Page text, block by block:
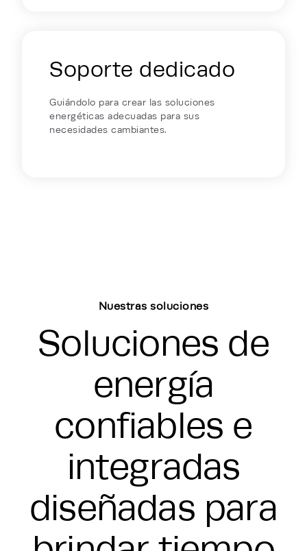
Soporte dedicado
Guiándolo para crear las soluciones
energéticas adecuadas para sus
necesidades cambiantes.
Nuestras soluciones
Soluciones de
energía
confiables e
integradas
diseñadas para